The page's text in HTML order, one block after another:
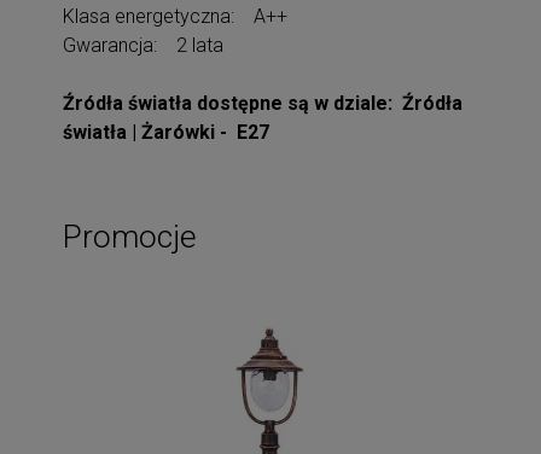
Klasa energetyczna: A++
Gwarancja: 2 lata
Źródła światła dostępne są w dziale: Źródła
światła | Żarówki - E27
Promocje